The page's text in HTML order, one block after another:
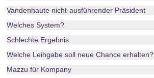
Vandenhaute nicht-ausführender Präsident
Welches System?
Schlechte Ergebnis
Welche Leihgabe soll neue Chance erhalten?
Mazzu für Kompany